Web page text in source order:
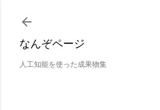
スキップしてメイン
なんぞページ
人工知能を使った成果物集